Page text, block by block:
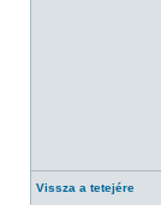
Vissza a tetejére